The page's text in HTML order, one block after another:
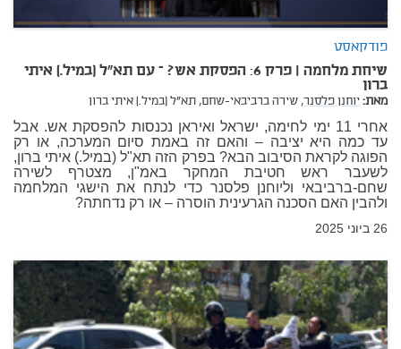
פודקאסט
שיחת מלחמה | פרק 6: הפסקת אש? – עם תא"ל (במיל.) איתי
ברון
מאת:יוחנן פלסנר, שירה ברביבאי-שחם, תא"ל (במיל.) איתי ברון
אחרי 11 ימי לחימה, ישראל ואיראן נכנסות להפסקת אש. אבל
עד כמה היא יציבה – והאם זה באמת סיום המערכה, או רק
הפוגה לקראת הסיבוב הבא? בפרק הזה תא"ל (במיל.) איתי ברון,
לשעבר ראש חטיבת המחקר באמ"ן, מצטרף לשירה
שחם-ברביבאי וליוחנן פלסנר כדי לנתח את הישגי המלחמה
ולהבין האם הסכנה הגרעינית הוסרה – או רק נדחתה?
26 ביוני 2025